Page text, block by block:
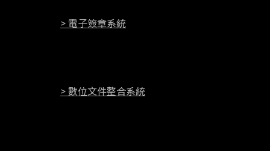
> 電子簽章系統
> 數位文件整合系統